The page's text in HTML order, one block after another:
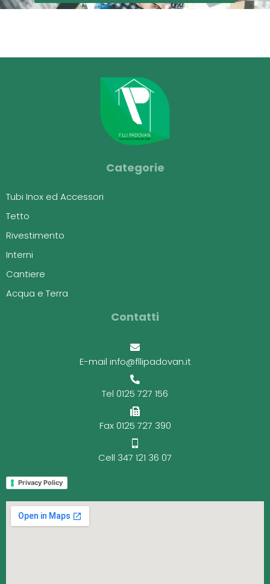
Categorie
Tubi Inox ed Accessori
Tetto
Rivestimento
Interni
Cantiere
Acqua e Terra
Contatti
E-mail info@fllipadovan.it
Tel 0125 727 156
Fax 0125 727 390
Cell 347 121 36 07
Privacy Policy